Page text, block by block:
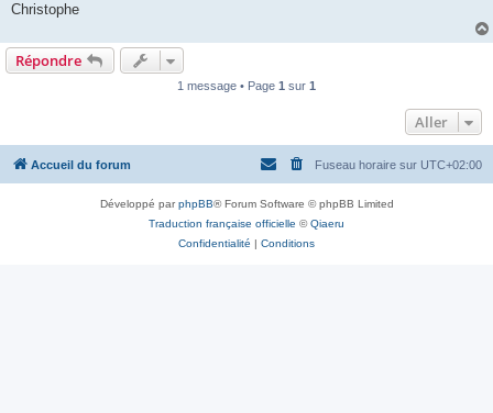
Christophe
Répondre
1 message • Page 1 sur 1
Aller
Accueil du forum Fuseau horaire sur UTC+02:00
Développé parphpBB® Forum Software © phpBB Limited
Traduction française officielle ©Qiaeru
Confidentialité | Conditions